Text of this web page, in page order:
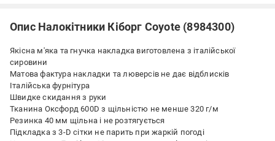
Опис Налокітники Кіборг Сoyote (8984300)
Якісна м'яка та гнучка накладка виготовлена з італійської
сировини
Матова фактура накладки та люверсів не дає відблисків
Італійська фурнітура
Швидке скидання з руки
Тканина Оксфорд 600D з щільністю не менше 320 г/м
Резинка 40 мм щільна і не розтягується
Підкладка з 3-D сітки не парить при жаркій погоді